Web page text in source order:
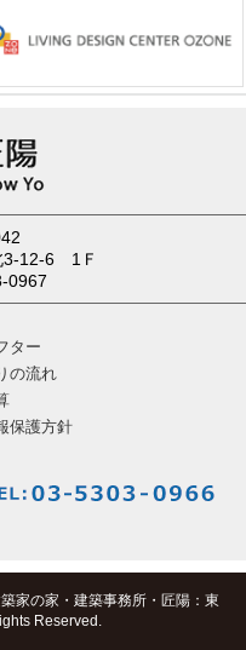
3-12-6 1Ｆ
0967
ター
の流れ
保護方針
家の家・建築事務所・匠陽：東
Reserved.